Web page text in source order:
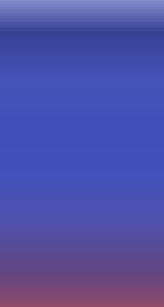
которую
адрес, контактный
номер банковского
об учетных записях
или пользователей услуг
это данные об
об устройстве,
другом, и данными из
информация о
пользователи
клиентов,
сайте, и данные,
данные клиентов или
данные. В
клиента или
заинтересованного
контактные
согласно деталям